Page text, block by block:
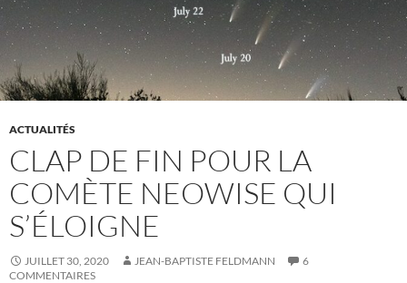
ACTUALITÉS
CLAP DE FIN POUR LA
COMÈTE NEOWISE QUI
S’ÉLOIGNE
JUILLET 30, 2020 JEAN-BAPTISTE FELDMANN
6
COMMENTAIRES